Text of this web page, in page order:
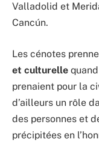
Valladolid et
Cancún.
Les cénotes
et culturelle
prenaient pour la
d’ailleurs un rôle
des personnes et
précipitées en